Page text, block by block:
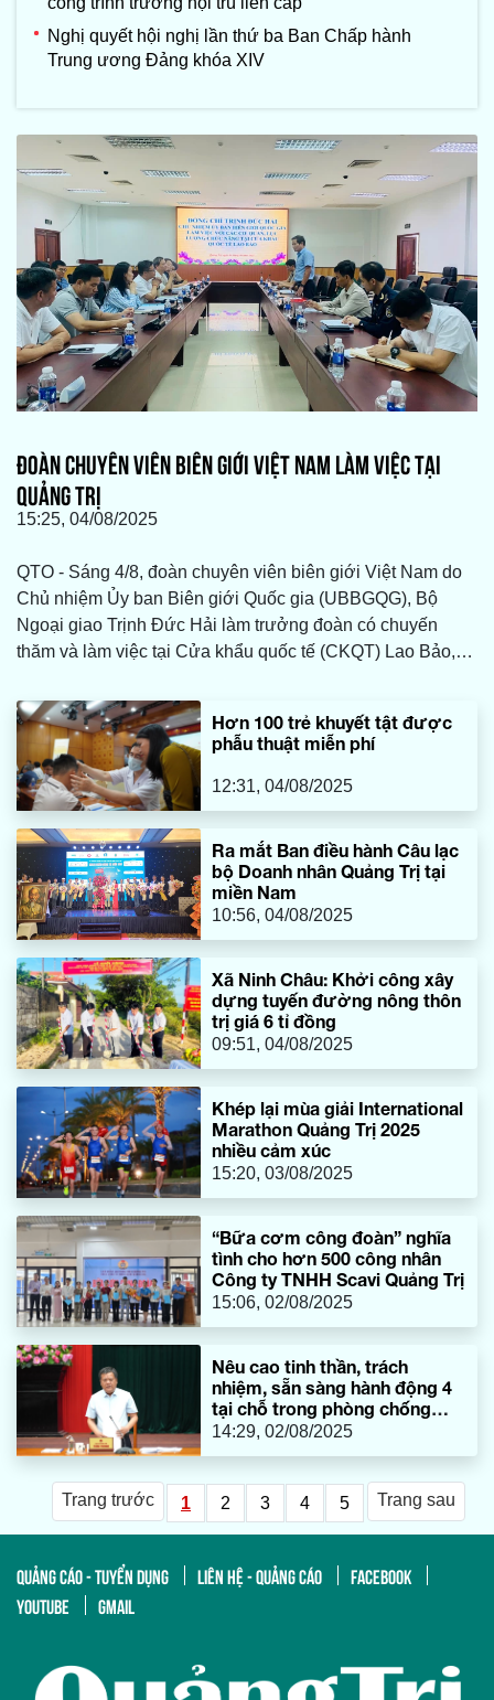
Nghị quyết hội nghị lần thứ ba Ban Chấp hành
Trung ương Đảng khóa XIV
ĐOÀN CHUYÊN VIÊN BIÊN GIỚI VIỆT NAM LÀM VIỆC TẠI
QUẢNG TRỊ
15:25, 04/08/2025
QTO - Sáng 4/8, đoàn chuyên viên biên giới Việt Nam do
Chủ nhiệm Ủy ban Biên giới Quốc gia (UBBGQG), Bộ
Ngoại giao Trịnh Đức Hải làm trưởng đoàn có chuyến
thăm và làm việc tại Cửa khẩu quốc tế (CKQT) Lao Bảo,
xuất các giải pháp nhằm thúc đẩy phát triển khu vực cửa
khẩu. Làm việc với đoàn có đại diện lãnh đạo Sở Ngoại
vụ, các lực lượng chức năng tại CKQT Lao Bảo.
Hơn 100 trẻ khuyết tật được
phẫu thuật miễn phí
12:31, 04/08/2025
Ra mắt Ban điều hành Câu lạc
bộ Doanh nhân Quảng Trị tại
miền Nam
10:56, 04/08/2025
Xã Ninh Châu: Khởi công xây
dựng tuyến đường nông thôn
trị giá 6 tỉ đồng
09:51, 04/08/2025
Khép lại mùa giải International
Marathon Quảng Trị 2025
nhiều cảm xúc
15:20, 03/08/2025
“Bữa cơm công đoàn” nghĩa
tình cho hơn 500 công nhân
Công ty TNHH Scavi Quảng Trị
15:06, 02/08/2025
Nêu cao tinh thần, trách
nhiệm, sẵn sàng hành động 4
tại chỗ trong phòng chống
thiên tai
14:29, 02/08/2025
Trang trước 1 2 3 4 5 Trang sau
QUẢNG CÁO - TUYỂN DỤNG LIÊN HỆ - QUẢNG CÁO
FACEBOOK
YOUTUBE
GMAIL